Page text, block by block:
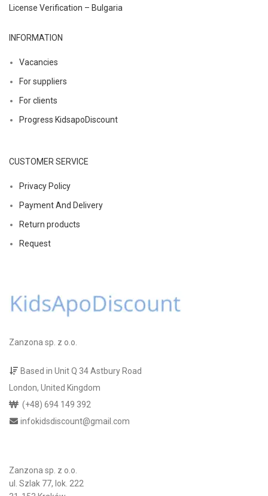
License Verification – Bulgaria
INFORMATION
Vacancies
For suppliers
For clients
Progress KidsapoDiscount
CUSTOMER SERVICE
Privacy Policy
Payment And Delivery
Return products
Request
Zanzona sp. z o.o.
Based in Unit Q 34 Astbury Road
London, United Kingdom
(+48) 694 149 392
infokidsdiscount@gmail.com
Zanzona sp. z o.o.
ul. Szlak 77, lok. 222